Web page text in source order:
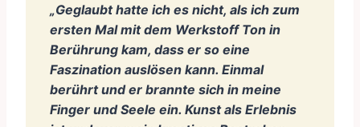
„Geglaubt hatte ich es nicht, als ich zum
ersten Mal mit dem Werkstoff Ton in
Berührung kam, dass er so eine
Faszination auslösen kann. Einmal
berührt und er brannte sich in meine
Finger und Seele ein. Kunst als Erlebnis